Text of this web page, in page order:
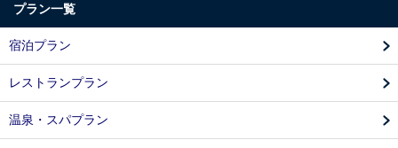
プラン一覧
宿泊プラン
レストランプラン
温泉・スパプラン